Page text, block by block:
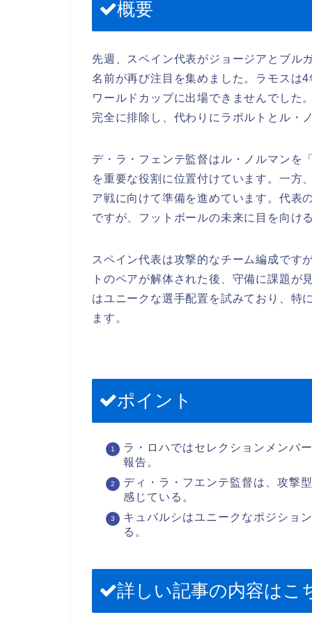
概要
先週、スペイン代表がジョージアとブル
名前が再び注目を集めました。ラモスは
ワールドカップに出場できませんでした
完全に排除し、代わりにラポルトとル・
デ・ラ・フェンテ監督はル・ノルマンを
を重要な役割に位置付けています。一方
ア戦に向けて準備を進めています。代表
ですが、フットボールの未来に目を向け
スペイン代表は攻撃的なチーム編成です
トのペアが解体された後、守備に課題が
はユニークな選手配置を試みており、特
ます。
ポイント
ラ・ロハではセレクションメンバ
報告。
ディ・ラ・フエンテ監督は、攻撃
感じている。
キュバルシはユニークなポジショ
る。
詳しい記事の内容はこ